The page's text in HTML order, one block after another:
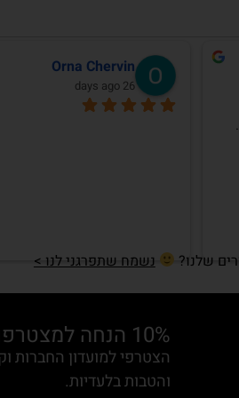
Diana Romka
שלנו? נשמח שתפרגני לנו >
10% הנחה למצטרפות חדשות
והטבות בלעדיות.